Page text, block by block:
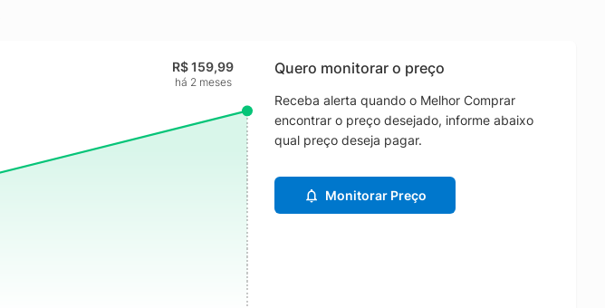
R$ 159,99
há 2 meses
Quero monitorar o preço
Receba alerta quando o Melhor Comprar
encontrar o preço desejado, informe abaixo
qual preço deseja pagar.
Monitorar Preço